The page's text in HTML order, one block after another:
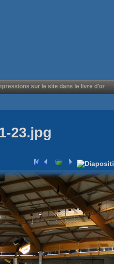
sur le site dans le livre d'or
23.jpg